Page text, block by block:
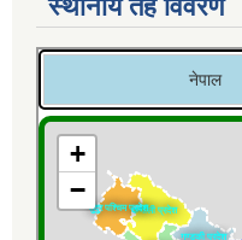
स्थानीय तह विवरण